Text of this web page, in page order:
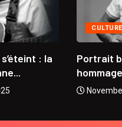
: la
CULTURE
Portrait